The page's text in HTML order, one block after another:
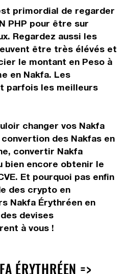
primordial de regarder
PHP pour être sur
Regardez aussi les
être très élévés et
le montant en Peso à
en Nakfa. Les
parfois les meilleurs
changer vos Nakfa
des Nakfas en
convertir Nakfa
bien encore obtenir le
Et pourquoi pas enfin
des crypto en
Nakfa Érythréen en
devises
à vous !
ÉRYTHRÉEN =>